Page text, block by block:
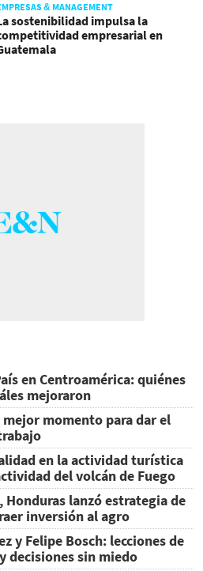
& MANAGEMENT
sostenibilidad impulsa la
empresarial en
en Centroamérica: quiénes
mejoraron
mejor momento para dar el
en la actividad turística
del volcán de Fuego
Honduras lanzó estrategia de
inversión al agro
y Felipe Bosch: lecciones de
decisiones sin miedo